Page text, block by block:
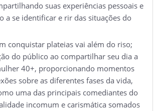
suas experiências pessoais e
a se identificar e rir das situações do
conquistar plateias vai além do riso;
do público ao compartilhar seu dia a
40+, proporcionando momentos
sobre as diferentes fases da vida,
uma das principais comediantes do
incomum e carismática somados